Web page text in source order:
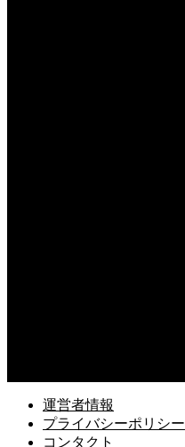
運営者情報
プライバシーポリシー
コンタクト